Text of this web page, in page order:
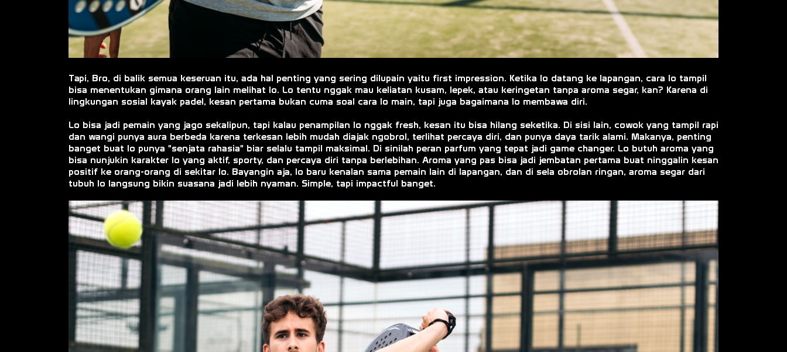
Tapi, Bro, di balik semua keseruan itu, ada hal penting yang sering dilupain yaitu first impression. Ketika lo datang ke lapangan, cara lo tampil
bisa menentukan gimana orang lain melihat lo. Lo tentu nggak mau keliatan kusam, lepek, atau keringetan tanpa aroma segar, kan? Karena di
lingkungan sosial kayak padel, kesan pertama bukan cuma soal cara lo main, tapi juga bagaimana lo membawa diri.
Lo bisa jadi pemain yang jago sekalipun, tapi kalau penampilan lo nggak fresh, kesan itu bisa hilang seketika. Di sisi lain, cowok yang tampil rapi
dan wangi punya aura berbeda karena terkesan lebih mudah diajak ngobrol, terlihat percaya diri, dan punya daya tarik alami. Makanya, penting
banget buat lo punya "senjata rahasia" biar selalu tampil maksimal. Di sinilah peran parfum yang tepat jadi game changer. Lo butuh aroma yang
bisa nunjukin karakter lo yang aktif, sporty, dan percaya diri tanpa berlebihan. Aroma yang pas bisa jadi jembatan pertama buat ninggalin kesan
positif ke orang-orang di sekitar lo. Bayangin aja, lo baru kenalan sama pemain lain di lapangan, dan di sela obrolan ringan, aroma segar dari
tubuh lo langsung bikin suasana jadi lebih nyaman. Simple, tapi impactful banget.